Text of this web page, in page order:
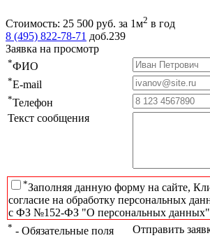
Стоимость: 25 500 руб. за 1м2 в год
8 (495) 822-78-71 доб.239
Заявка на просмотр
*ФИО
*E-mail
*Телефон
Текст сообщения
*Заполняя данную форму на сайте,
согласие на обработку персональных
с ФЗ №152-ФЗ "О персональных данных"
* - Обязательные поля Отправить